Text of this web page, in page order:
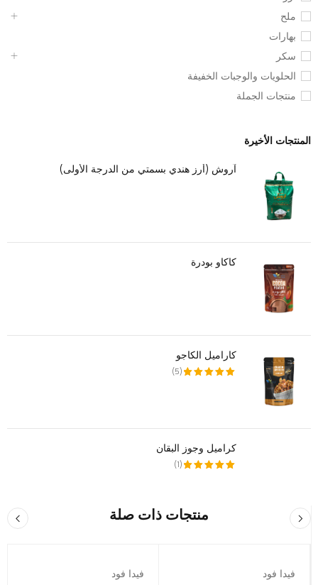
ملح
بهارات
سكر
الحلويات والوجبات الخفيفة
منتجات الجملة
المنتجات الأخيرة
آروش (أرز هندي بسمتي من الدرجة الأولى)
كاكاو بودرة
كاراميل الكاجو
(5)
كراميل وجوز البقان
(1)
منتجات ذات صلة
فيدا فود
فيدا فود